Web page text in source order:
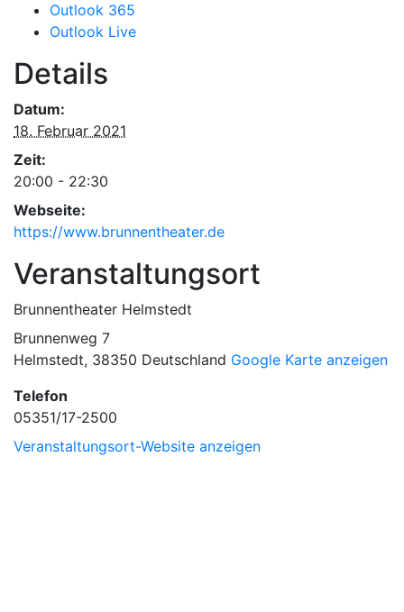
Outlook 365
Outlook Live
Details
Datum:
18. Februar 2021
Zeit:
20:00 - 22:30
Webseite:
https://www.brunnentheater.de
Veranstaltungsort
Brunnentheater Helmstedt
Brunnenweg 7
Helmstedt, 38350 Deutschland Google Karte anzeigen
Telefon
05351/17-2500
Veranstaltungsort-Website anzeigen